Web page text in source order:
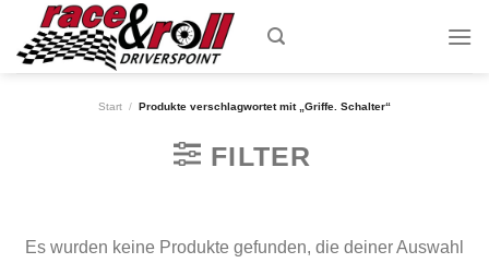
content
Start / Produkte verschlagwortet mit „Griffe. Schalter“
FILTER
Es wurden keine Produkte gefunden, die deiner Auswahl